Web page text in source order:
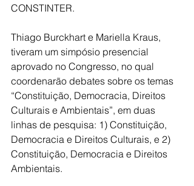
CONSTINTER.
Thiago Burckhart e Mariella Kraus,
tiveram um simpósio presencial
aprovado no Congresso, no qual
coordenarão debates sobre os temas
“Constituição, Democracia, Direitos
Culturais e Ambientais”, em duas
linhas de pesquisa: 1) Constituição,
Democracia e Direitos Culturais, e 2)
Constituição, Democracia e Direitos
Ambientais.